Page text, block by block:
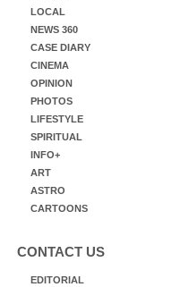
LOCAL
NEWS 360
CASE DIARY
CINEMA
OPINION
PHOTOS
LIFESTYLE
SPIRITUAL
INFO+
ART
ASTRO
CARTOONS
CONTACT US
EDITORIAL